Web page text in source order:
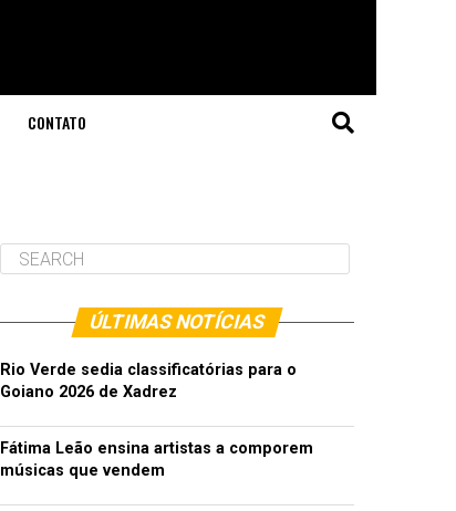
CONTATO
ÚLTIMAS NOTÍCIAS
Rio Verde sedia classificatórias para o
Goiano 2026 de Xadrez
Fátima Leão ensina artistas a comporem
músicas que vendem